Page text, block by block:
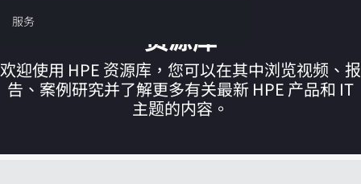
目
录服务
您的购物车目前是空的
资源库
欢迎使用 HPE 资源库，您可以在其中浏览视频、报
告、案例研究并了解更多有关最新 HPE 产品和 IT
主题的内容。